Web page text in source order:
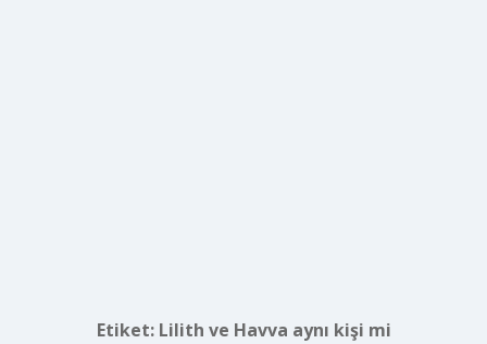
Etiket: Lilith ve Havva aynı kişi mi